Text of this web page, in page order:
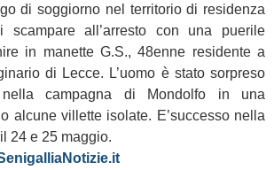
di soggiorno nel territorio di residenza
all’arresto con una puerile
in manette G.S., 48enne residente a
di Lecce. L’uomo è stato sorpreso
campagna di Mondolfo in una
alcune villette isolate. E’successo nella
24 e 25 maggio.